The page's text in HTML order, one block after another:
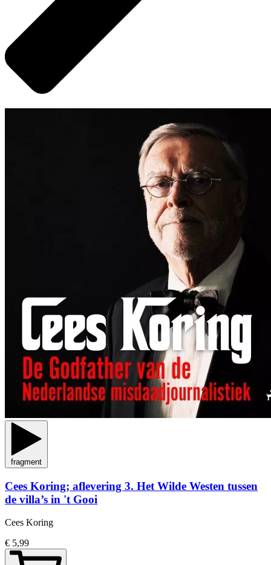
fragment
Cees Koring; aflevering 3. Het Wilde Westen tussen
de villa’s in 't Gooi
Cees Koring
€ 5,99